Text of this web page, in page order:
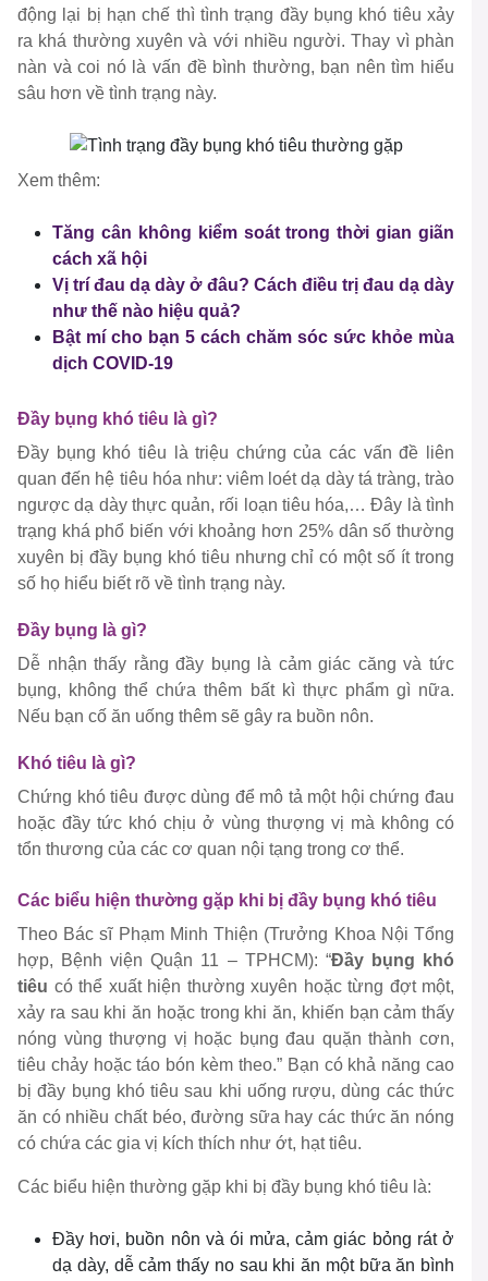
động lại bị hạn chế thì tình trạng đầy bụng khó tiêu xảy
ra khá thường xuyên và với nhiều người. Thay vì phàn
nàn và coi nó là vấn đề bình thường, bạn nên tìm hiểu
sâu hơn về tình trạng này.
Xem thêm:
Tăng cân không kiểm soát trong thời gian giãn
cách xã hội
Vị trí đau dạ dày ở đâu? Cách điều trị đau dạ dày
như thế nào hiệu quả?
Bật mí cho bạn 5 cách chăm sóc sức khỏe mùa
dịch COVID-19
Đầy bụng khó tiêu là gì?
Đầy bụng khó tiêu là triệu chứng của các vấn đề liên
quan đến hệ tiêu hóa như: viêm loét dạ dày tá tràng, trào
ngược dạ dày thực quản, rối loạn tiêu hóa,…Đây là tình
trạng khá phổ biến với khoảng hơn 25% dân số thường
xuyên bị đầy bụng khó tiêu nhưng chỉ có một số ít trong
số họ hiểu biết rõ về tình trạng này.
Đầy bụng là gì?
Dễ nhận thấy rằng đầy bụng là cảm giác căng và tức
bụng, không thể chứa thêm bất kì thực phẩm gì nữa.
Nếu bạn cố ăn uống thêm sẽ gây ra buồn nôn.
Khó tiêu là gì?
Chứng khó tiêu được dùng để mô tả một hội chứng đau
hoặc đầy tức khó chịu ở vùng thượng vị mà không có
tổn thương của các cơ quan nội tạng trong cơ thể.
Các biểu hiện thường gặp khi bị đầy bụng khó tiêu
Theo Bác sĩ Phạm Minh Thiện (Trưởng Khoa Nội Tổng
hợp, Bệnh viện Quận 11 – TPHCM): “Đầy bụng khó
tiêu có thể xuất hiện thường xuyên hoặc từng đợt một,
xảy ra sau khi ăn hoặc trong khi ăn, khiến bạn cảm thấy
nóng vùng thượng vị hoặc bụng đau quặn thành cơn,
tiêu chảy hoặc táo bón kèm theo.” Bạn có khả năng cao
bị đầy bụng khó tiêu sau khi uống rượu, dùng các thức
ăn có nhiều chất béo, đường sữa hay các thức ăn nóng
có chứa các gia vị kích thích như ớt, hạt tiêu.
Các biểu hiện thường gặp khi bị đầy bụng khó tiêu là:
Đầy hơi, buồn nôn và ói mửa, cảm giác bỏng rát ở
dạ dày, dễ cảm thấy no sau khi ăn một bữa ăn bình